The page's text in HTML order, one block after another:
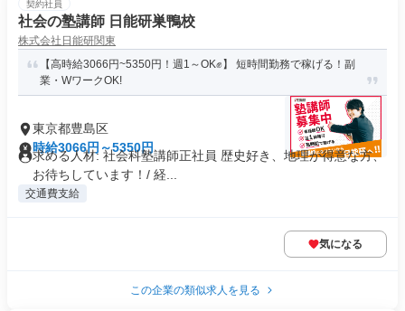
契約社員
社会の塾講師 日能研巣鴨校
株式会社日能研関東
【高時給3066円~5350円！週1～OK✊】 短時間勤務で稼げる！副
業・WワークOK!
東京都豊島区
時給3066円～5350円
求める人材: 社会科塾講師正社員 歴史好き、地理が得意な方、
お待ちしています！/ 経...
交通費支給
気になる
この企業の類似求人を見る